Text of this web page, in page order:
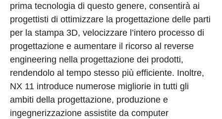
prima tecnologia di questo genere, consentirà ai
progettisti di ottimizzare la progettazione delle parti
per la stampa 3D, velocizzare l’intero processo di
progettazione e aumentare il ricorso al reverse
engineering nella progettazione dei prodotti,
rendendolo al tempo stesso più efficiente. Inoltre,
NX 11 introduce numerose migliorie in tutti gli
ambiti della progettazione, produzione e
ingegnerizzazione assistite da computer